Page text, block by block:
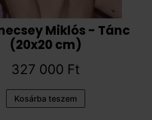
Miklós - Tánc
(20x20 cm)
327 000 Ft
Kosárba teszem